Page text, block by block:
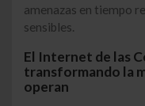
amenazas en tiempo
sensibles.
El Internet de las
transformando la
operan